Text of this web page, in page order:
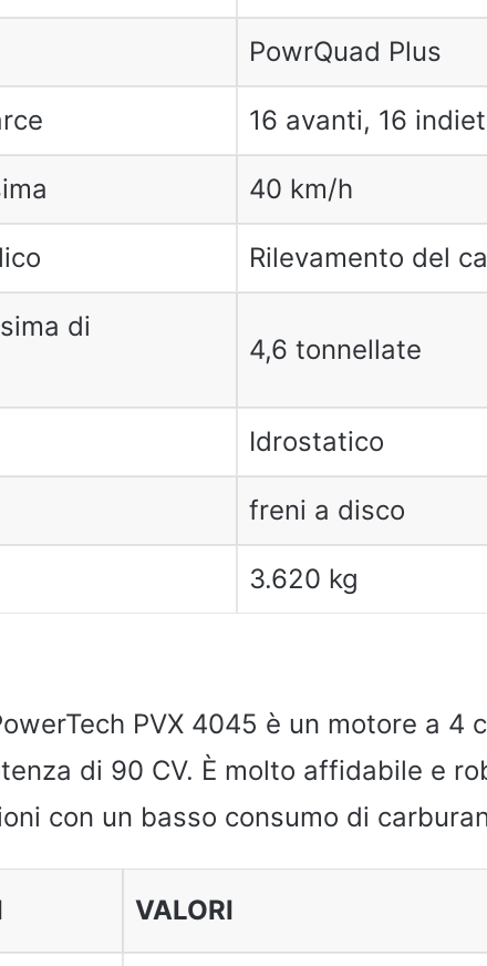
PowrQuad Plus
16 avanti, 16
40 km/h
Rilevamento del
di
4,6 tonnellate
Idrostatico
freni a disco
3.620 kg
PVX 4045 è un motore a 4
di 90 CV. È molto affidabile e
con un basso consumo di
VALORI